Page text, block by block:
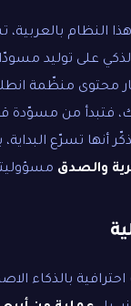
النظام بالعربية،
على توليد
محتوى منظّمة
من مسوّدة
أنها تسرّع البداية،
والصدق
بالذكاء